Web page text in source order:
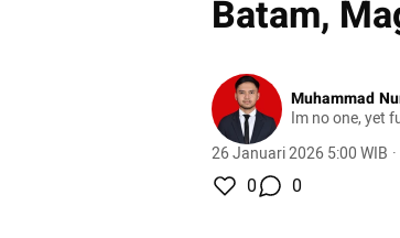
Batam,
Muhammad
Im no one, yet
26 Januari 2026 5:00 WIB ·
0 0